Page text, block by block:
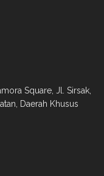
Square, Jl. Sirsak,
Daerah Khusus